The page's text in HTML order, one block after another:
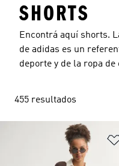
SHORTS
Encontrá aquí shorts.
de adidas es un
deporte y de la ropa de
455 resultados